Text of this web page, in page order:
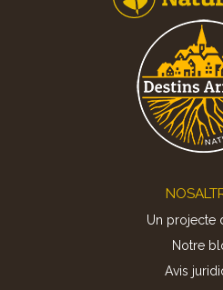
Un projecte
Notre
Avis